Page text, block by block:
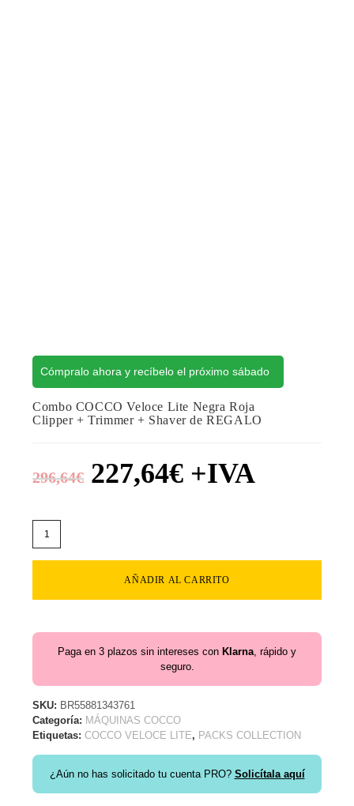
Cómpralo ahora y recíbelo el próximo sábado
Combo COCCO Veloce Lite Negra Roja
Clipper + Trimmer + Shaver de REGALO
296,64€ 227,64€ +IVA
AÑADIR AL CARRITO
Paga en 3 plazos sin intereses con Klarna, rápido y
seguro.
SKU: BR55881343761
Categoría: MÁQUINAS COCCO
Etiquetas:COCCO VELOCE LITE, PACKS COLLECTION
¿Aún no has solicitado tu cuenta PRO? Solicítala aquí